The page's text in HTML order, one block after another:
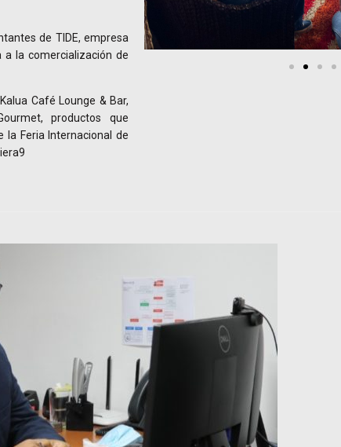
de TIDE, empresa
a la comercialización de
Café Lounge & Bar,
productos que
la Feria Internacional de